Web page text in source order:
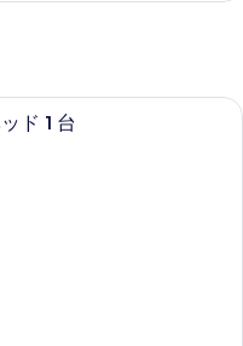
寝具、羽毛の掛け布団、セーフ
ド 1 台